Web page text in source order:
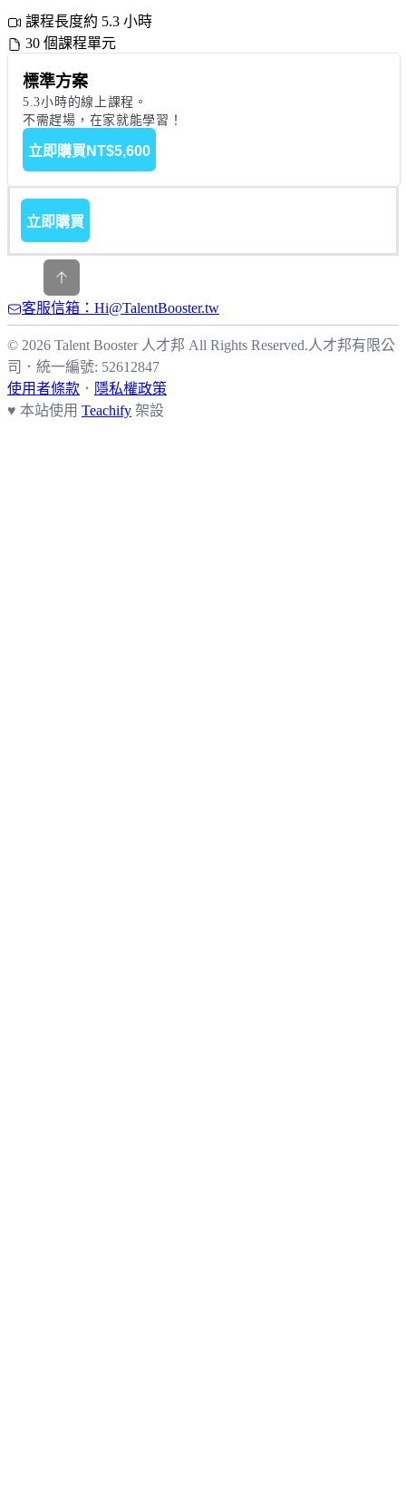
課程長度約 5.3 小時
30 個課程單元
標準方案
5.3小時的線上課程。
不需趕場，在家就能學習！
立即購買 NT$5,600
立即購買
客服信箱： Hi@TalentBooster.tw
© 2026 Talent Booster 人才邦 All Rights Reserved.人才邦有限公
司
． 統一編號: 52612847
使用者條款 ． 隱私權政策
♥ 本站使用 Teachify 架設